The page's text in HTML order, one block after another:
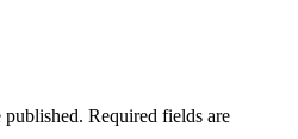
published. Required fields are